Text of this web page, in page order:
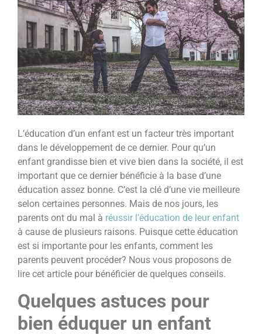
L’éducation d’un enfant est un facteur très important
dans le développement de ce dernier. Pour qu’un
enfant grandisse bien et vive bien dans la société, il est
important que ce dernier bénéficie à la base d’une
éducation assez bonne. C’est la clé d’une vie meilleure
selon certaines personnes. Mais de nos jours, les
parents ont du mal à réussir l’éducation de leur enfant
à cause de plusieurs raisons. Puisque cette éducation
est si importante pour les enfants, comment les
parents peuvent procéder? Nous vous proposons de
lire cet article pour bénéficier de quelques conseils.
Quelques astuces pour
bien éduquer un enfant